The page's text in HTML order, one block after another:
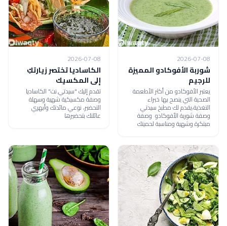
2026-07-08
شوربة الأفوكادو المميزة
للرجيم
يعتبر الأفوكادو من أكثر الأطعمة
الصحية التي ينصح بها خبراء
التغذية،يقدم لك مطبخ سيدتي
وصفة شوربة الأفوكادو وصفة
مبتكرة وشهية ومناسبة لحميتك
2026-07-08
الكاساديا تختصر زيارتكِ
إلى المكسيك
تقدم إليك "سيدتي.نت" الكاساديا
وصفة مكسيكية شهية وسهلة
التحضير، نوعي مائدتك وأبهري
عائلتك بتحضيرها